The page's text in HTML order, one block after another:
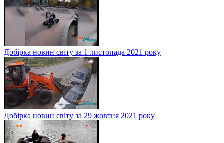
Добірка новин світу за 1 листопада 2021 року
Добірка новин світу за 29 жовтня 2021 року